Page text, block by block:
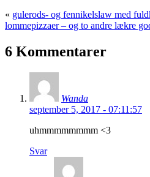
« gulerods- og fennikelslaw med
lommepizzaer – og to andre lækre
6 Kommentarer
Wanda
september 5, 2017 - 07:11:57
uhmmmmmmmm <3
Svar